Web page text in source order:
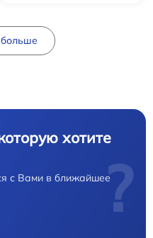
хотите
с Вами в ближайшее?